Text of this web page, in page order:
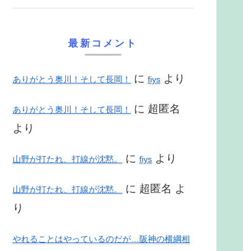
最新コメント
ありがとう奥川！そして長岡！ に fiys より
ありがとう奥川！そして長岡！ に 超匿名
より
山野が打たれ、打線が沈黙。 に fiys より
山野が打たれ、打線が沈黙。 に 超匿名 よ
り
やれることはやっているのだが…阪神の横綱相